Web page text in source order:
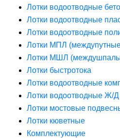
Лотки водоотводные
Лотки водоотводные
Лотки водоотводные
Лотки МПЛ
Лотки МШЛ
Лотки быстротока
Лотки водоотводные
Лотки водоотводные Ж/Д
Лотки мостовые
Лотки кюветные
Комплектующие